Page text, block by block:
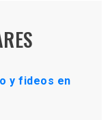
y fideos en